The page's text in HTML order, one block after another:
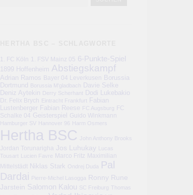
1. FC Köln 1. FSV Mainz 05 6-Punkte-Spiel
1899 Hoffenheim Abstiegskampf
Adrian Ramos Bayer 04 Leverkusen
Borussia
Dortmund
Borussia M'gladbach Davie Selke
Deniz Aytekin Derry Scherhant Dodi Lukebakio
Dr. Felix Brych Eintracht Frankfurt
Fabian
Lustenberger Fabian Reese FC Augsburg
FC
Schalke 04
Geisterspiel
Guido Winkmann
Hamburger SV
Hannover 96 Harm Osmers
Hertha BSC
John Anthony Brooks
Jordan Torunarigha
Jos Luhukay
Lucas
Tousart
Lucien Favre Marco Fritz Maximilian
Mittelstädt
Niklas Stark Ondrej Duda Pal
Dardai Pierre-Michel Lasogga Ronny
Rune
Jarstein Salomon Kalou SC Freiburg
Thomas